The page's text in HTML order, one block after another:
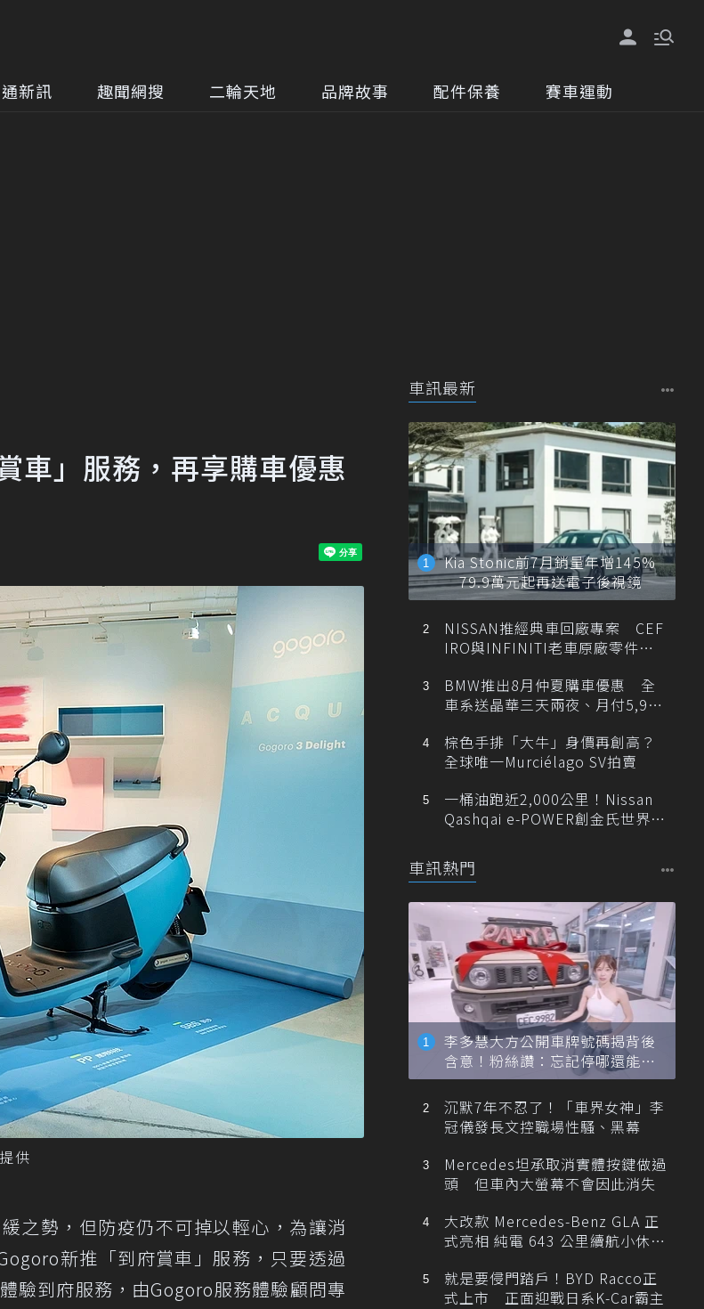
新訊 趣聞網搜 二輪天地 品牌故事 配件保養 賽車運動
車」服務，再享購車優惠
供
之勢，但防疫仍不可掉以輕心，為讓消
新推「到府賞車」服務，只要透過
驗到府服務，由Gogoro服務體驗顧問專
車訊最新
Kia Stonic前7月銷量年增145%
79.9萬元起再送電子後視鏡
NISSAN推經典車回廠專案 CEF
IRO與INFINITI老車原廠零件最
BMW推出8月仲夏購車優惠 全
車系送晶華三天兩夜、月付5,900
棕色手排「大牛」身價再創高？
全球唯一Murciélago SV拍賣
一桶油跑近2,000公里！Nissan
Qashqai e-POWER創金氏世界紀
車訊熱門
李多慧大方公開車牌號碼揭背後
含意！粉絲讚：忘記停哪還能幫
忙找車
沉默7年不忍了！「車界女神」李
冠儀發長文控職場性騷、黑幕
Mercedes坦承取消實體按鍵做過
頭 但車內大螢幕不會因此消失
大改款 Mercedes-Benz GLA 正
式亮相 純電 643 公里續航小休
就是要侵門踏戶！BYD Racco正
式上市 正面迎戰日系K-Car霸主